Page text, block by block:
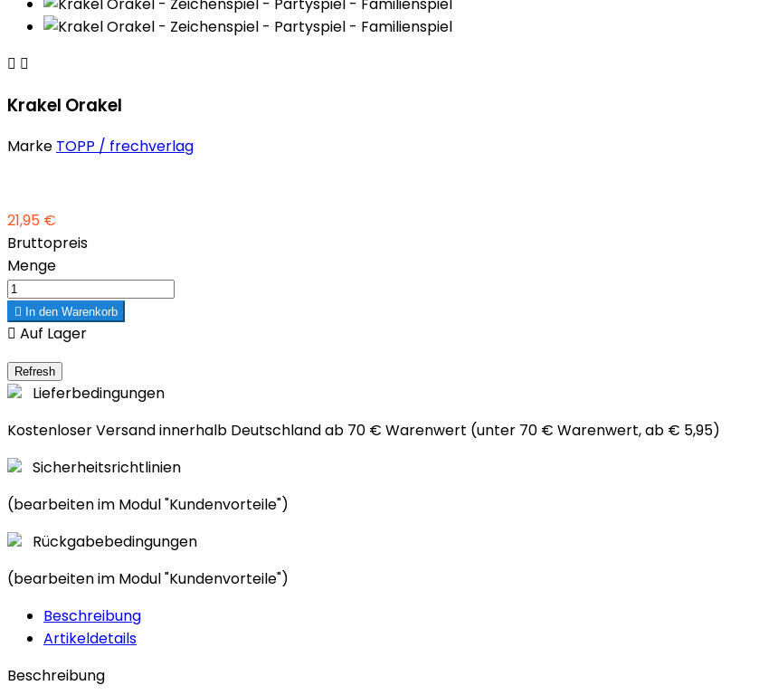
 
Krakel Orakel
Marke TOPP / frechverlag
21,95 €
Bruttopreis
Menge
 In den Warenkorb
 Auf Lager
Lieferbedingungen
Kostenloser Versand innerhalb Deutschland ab 70 € Warenwert (unter 70 € Warenwert, ab € 5,95)
Sicherheitsrichtlinien
(bearbeiten im Modul "Kundenvorteile")
Rückgabebedingungen
(bearbeiten im Modul "Kundenvorteile")
Beschreibung
Artikeldetails
Beschreibung